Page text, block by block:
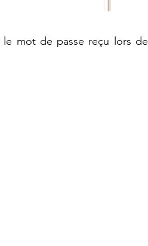
le mot de passe reçu lors de